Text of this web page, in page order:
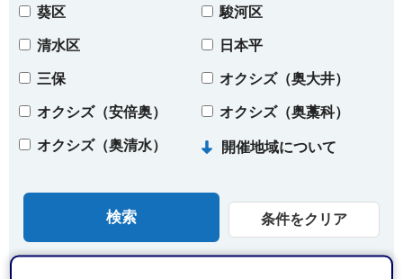
葵区 駿河区
清水区 日本平
三保 オクシズ（奥大井）
オクシズ（安倍奥） オクシズ（奥藁科）
オクシズ（奥清水） 開催地域について
条件をクリア